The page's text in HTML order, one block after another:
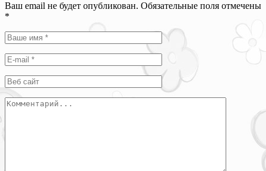
Ваш email не будет опубликован. Обязательные поля отмечены
*